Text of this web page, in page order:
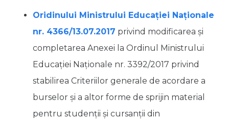
Oridinului Ministrului Educației Naționale
nr. 4366/13.07.2017 privind modificarea și
completarea Anexei la Ordinul Ministrului
Educației Naționale nr. 3392/2017 privind
stabilirea Criteriilor generale de acordare a
burselor şi a altor forme de sprijin material
pentru studenţii şi cursanţii din